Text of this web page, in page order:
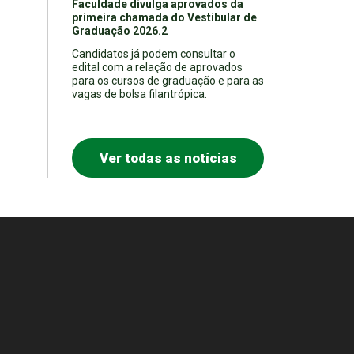
Faculdade divulga aprovados da
primeira chamada do Vestibular de
Graduação 2026.2
Candidatos já podem consultar o
edital com a relação de aprovados
para os cursos de graduação e para as
vagas de bolsa filantrópica.
Ver todas as notícias